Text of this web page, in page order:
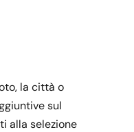
la città o
sul
alla selezione